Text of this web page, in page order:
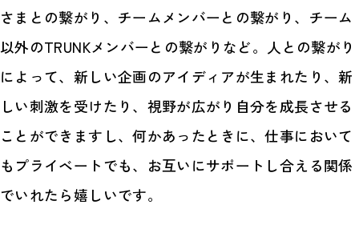
さまとの繋がり、チームメンバーとの繋がり、チーム
以外のTRUNKメンバーとの繋がりなど。人との繋がり
によって、新しい企画のアイディアが生まれたり、新
しい刺激を受けたり、視野が広がり自分を成長させる
ことができますし、何かあったときに、仕事において
もプライベートでも、お互いにサポートし合える関係
でいれたら嬉しいです。